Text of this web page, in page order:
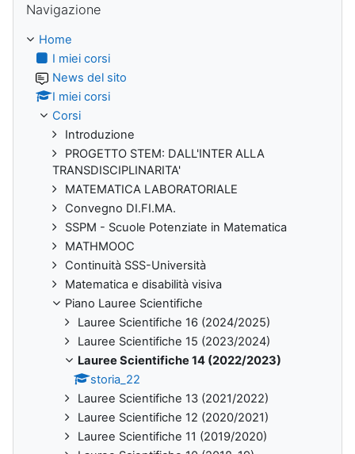
Navigazione
Home
I miei corsi
News del sito
I miei corsi
Corsi
Introduzione
PROGETTO STEM: DALL'INTER ALLA
TRANSDISCIPLINARITA'
MATEMATICA LABORATORIALE
Convegno DI.FI.MA.
SSPM - Scuole Potenziate in Matematica
MATHMOOC
Continuità SSS-Università
Matematica e disabilità visiva
Piano Lauree Scientifiche
Lauree Scientifiche 16 (2024/2025)
Lauree Scientifiche 15 (2023/2024)
Lauree Scientifiche 14 (2022/2023)
storia_22
Lauree Scientifiche 13 (2021/2022)
Lauree Scientifiche 12 (2020/2021)
Lauree Scientifiche 11 (2019/2020)